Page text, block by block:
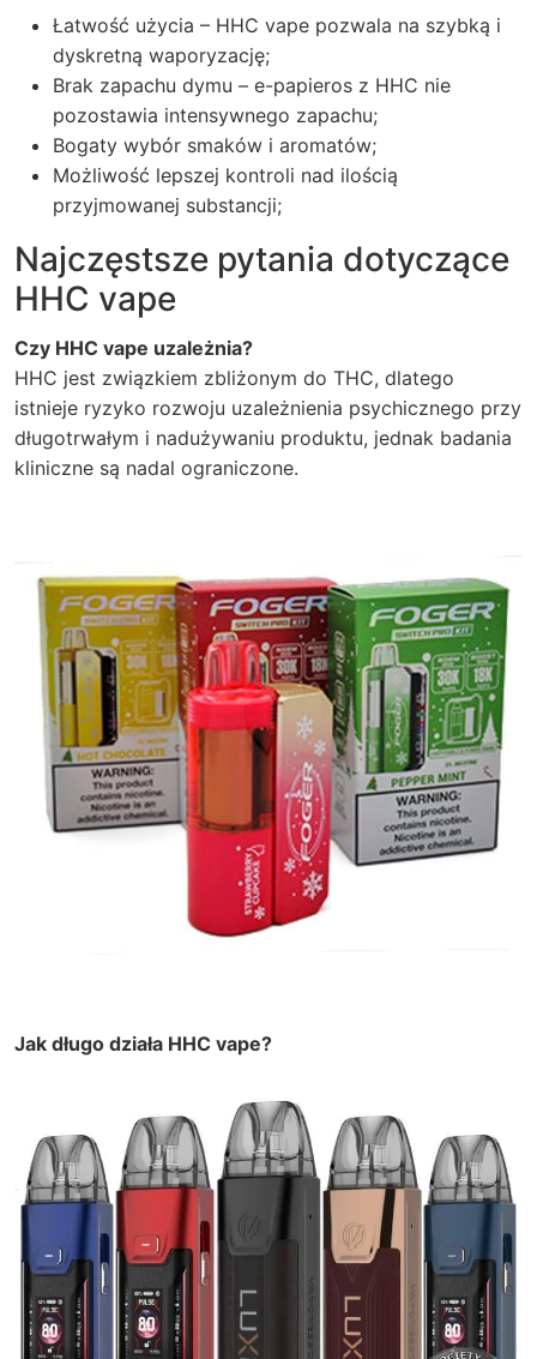
Łatwość użycia – HHC vape pozwala na szybką i
dyskretną waporyzację;
Brak zapachu dymu – e-papieros z HHC nie
pozostawia intensywnego zapachu;
Bogaty wybór smaków i aromatów;
Możliwość lepszej kontroli nad ilością
przyjmowanej substancji;
Najczęstsze pytania dotyczące
HHC vape
Czy HHC vape uzależnia?
HHC jest związkiem zbliżonym do THC, dlatego
istnieje ryzyko rozwoju uzależnienia psychicznego przy
długotrwałym i nadużywaniu produktu, jednak badania
kliniczne są nadal ograniczone.
Jak długo działa HHC vape?